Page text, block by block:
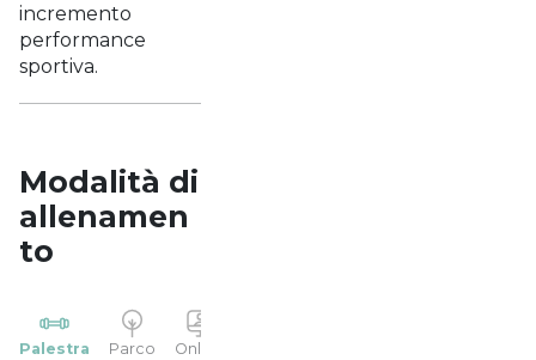
incremento
performance
sportiva.
Modalità di
allenamen
to
Palestra Parco Online